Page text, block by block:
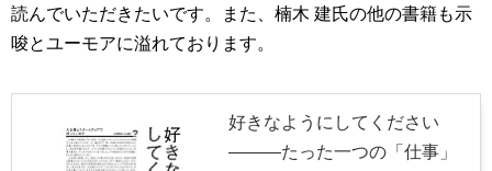
読んでいただきたいです。また、楠木 建氏の他の書籍も示
唆とユーモアに溢れております。
好きなようにしてください
―――たった一つの「仕事」